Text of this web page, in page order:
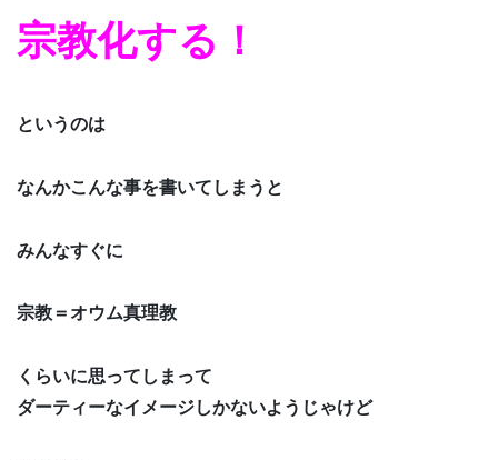
宗教化する！
というのは
なんかこんな事を書いてしまうと
みんなすぐに
宗教＝オウム真理教
くらいに思ってしまって
ダーティーなイメージしかないようじゃけど